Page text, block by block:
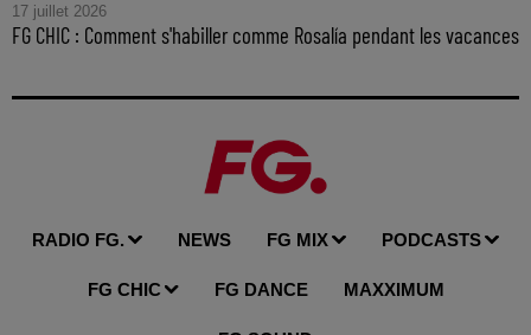
17 juillet 2026
FG CHIC : Comment s'habiller comme Rosalía pendant les vacances
RADIO FG. NEWS FG MIX PODCASTS
FG CHIC FG DANCE MAXXIMUM